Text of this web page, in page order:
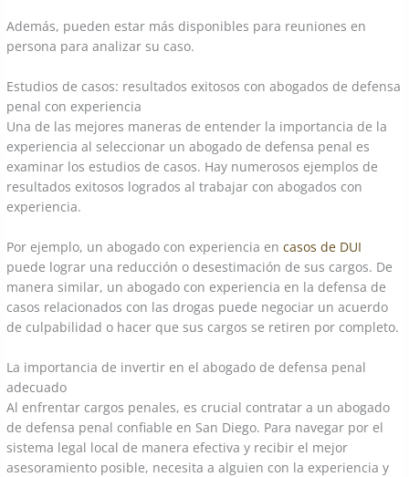
Además, pueden estar más disponibles para reuniones en
persona para analizar su caso.
Estudios de casos: resultados exitosos con abogados de defensa
penal con experiencia
Una de las mejores maneras de entender la importancia de la
experiencia al seleccionar un abogado de defensa penal es
examinar los estudios de casos. Hay numerosos ejemplos de
resultados exitosos logrados al trabajar con abogados con
experiencia.
Por ejemplo, un abogado con experiencia encasos de DUI
puede lograr una reducción o desestimación de sus cargos. De
manera similar, un abogado con experiencia en la defensa de
casos relacionados con las drogas puede negociar un acuerdo
de culpabilidad o hacer que sus cargos se retiren por completo.
La importancia de invertir en el abogado de defensa penal
adecuado
Al enfrentar cargos penales, es crucial contratar a un abogado
de defensa penal confiable en San Diego. Para navegar por el
sistema legal local de manera efectiva y recibir el mejor
asesoramiento posible, necesita a alguien con la experiencia y